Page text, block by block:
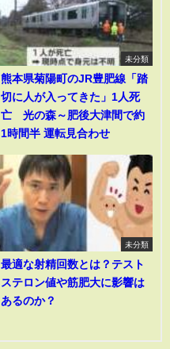
未分類
熊本県菊陽町のJR豊肥線「踏
切に人が入ってきた」1人死
亡 光の森～肥後大津間で約
1時間半 運転見合わせ
未分類
最適な射精回数とは？テスト
ステロン値や筋肥大に影響は
あるのか？